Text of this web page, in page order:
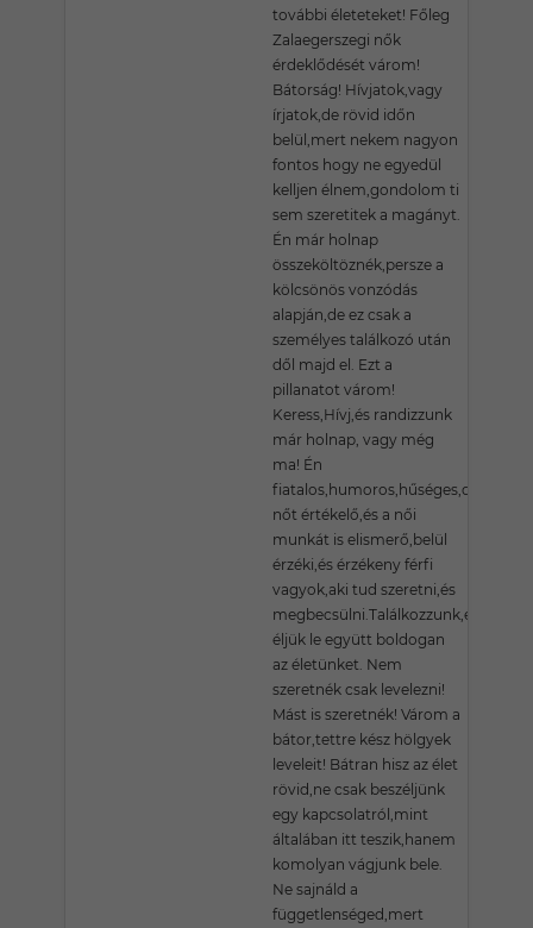
további életeteket! Főleg
Zalaegerszegi nők
érdeklődését várom!
Bátorság! Hívjatok,vagy
írjatok,de rövid időn
belül,mert nekem nagyon
fontos hogy ne egyedül
kelljen élnem,gondolom ti
sem szeretitek a magányt.
Én már holnap
összeköltöznék,persze a
kölcsönös vonzódás
alapján,de ez csak a
személyes találkozó után
dől majd el. Ezt a
pillanatot várom!
Keress,Hívj,és randizzunk
már holnap, vagy még
ma! Én
fiatalos,humoros,hűséges,dolgos,a
nőt értékelő,és a női
munkát is elismerő,belül
érzéki,és érzékeny férfi
vagyok,aki tud szeretni,és
megbecsülni.Találkozzunk,és
éljük le együtt boldogan
az életünket. Nem
szeretnék csak levelezni!
Mást is szeretnék! Várom a
bátor,tettre kész hölgyek
leveleit! Bátran hisz az élet
rövid,ne csak beszéljünk
egy kapcsolatról,mint
általában itt teszik,hanem
komolyan vágjunk bele.
Ne sajnáld a
függetlenséged,mert